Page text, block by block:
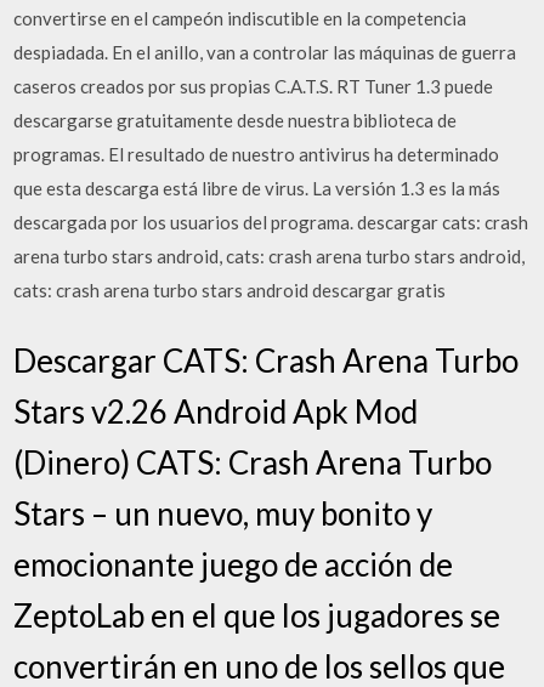
convertirse en el campeón indiscutible en la competencia
despiadada. En el anillo, van a controlar las máquinas de guerra
caseros creados por sus propias C.A.T.S. RT Tuner 1.3 puede
descargarse gratuitamente desde nuestra biblioteca de
programas. El resultado de nuestro antivirus ha determinado
que esta descarga está libre de virus. La versión 1.3 es la más
descargada por los usuarios del programa. descargar cats: crash
arena turbo stars android, cats: crash arena turbo stars android,
cats: crash arena turbo stars android descargar gratis
Descargar CATS: Crash Arena Turbo
Stars v2.26 Android Apk Mod
(Dinero) CATS: Crash Arena Turbo
Stars – un nuevo, muy bonito y
emocionante juego de acción de
ZeptoLab en el que los jugadores se
convertirán en uno de los sellos que